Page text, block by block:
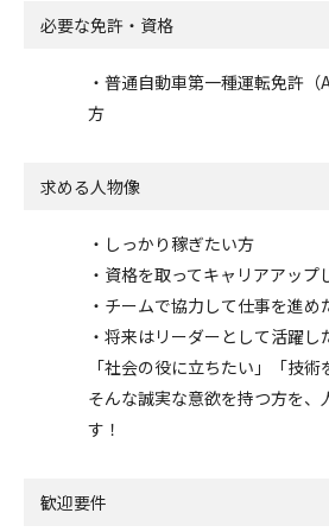
必要な免許・資格
・普通自動車第一種運転免許
方
求める人物像
・しっかり稼ぎたい方
・資格を取ってキャリアアップ
・チームで協力して仕事を進め
・将来はリーダーとして活躍し
「社会の役に立ちたい」「技術
そんな誠実な意欲を持つ方を、
す！
歓迎要件